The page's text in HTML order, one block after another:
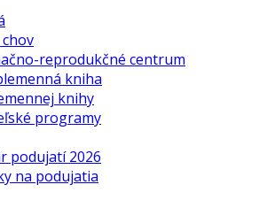
reprodukčné centrum
kniha
knihy
programy
podujatí 2026
na podujatia